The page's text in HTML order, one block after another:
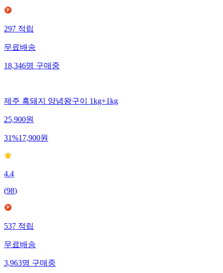
297적립
무료배송
18,346명구매중
제주 흑돼지 양념왕구이 1kg+1kg
25,900원
31%17,900원
4.4
(98)
537적립
무료배송
3,963명구매중